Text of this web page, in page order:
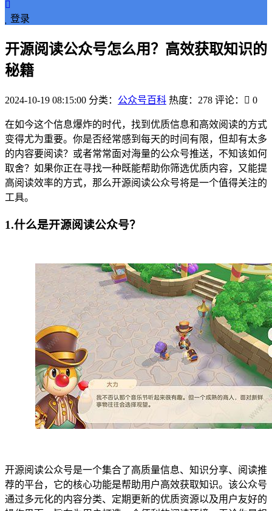
登录
开源阅读公众号怎么用？高效获取知识的
秘籍
2024-10-19 08:15:00 分类： 公众号百科 热度：278 评论： 0
在如今这个信息爆炸的时代，找到优质信息和高效阅读的方式
变得尤为重要。你是否经常感到每天的时间有限，但却有太多
的内容要阅读？或者常常面对海量的公众号推送，不知该如何
取舍？如果你正在寻找一种既能帮助你筛选优质内容，又能提
高阅读效率的方式，那么开源阅读公众号将是一个值得关注的
工具。
1.什么是开源阅读公众号？
开源阅读公众号是一个集合了高质量信息、知识分享、阅读推
荐的平台，它的核心功能是帮助用户高效获取知识。该公众号
通过多元化的内容分类、定期更新的优质资源以及用户友好的